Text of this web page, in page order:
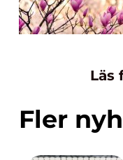
Läs
Fler